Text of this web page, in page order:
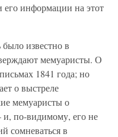
информации на этот
известно в
мемуаристы. О
1841 года; но
о выстреле
мемуаристы о
и, по-видимому, его не
сомневаться в